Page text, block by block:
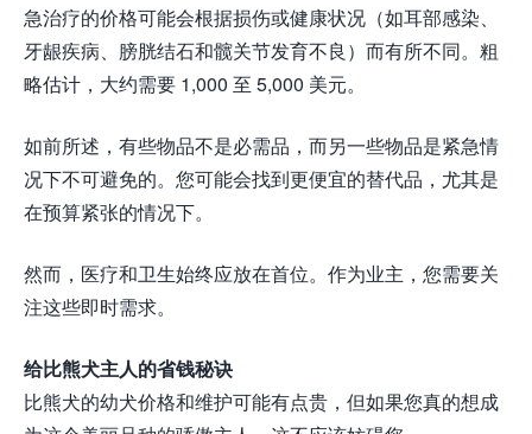
急治疗的价格可能会根据损伤或健康状况（如耳部感染、
牙龈疾病、膀胱结石和髋关节发育不良）而有所不同。粗
略估计，大约需要 1,000 至 5,000 美元。
如前所述，有些物品不是必需品，而另一些物品是紧急情
况下不可避免的。您可能会找到更便宜的替代品，尤其是
在预算紧张的情况下。
然而，医疗和卫生始终应放在首位。作为业主，您需要关
注这些即时需求。
给比熊犬主人的省钱秘诀
比熊犬的幼犬价格和维护可能有点贵，但如果您真的想成